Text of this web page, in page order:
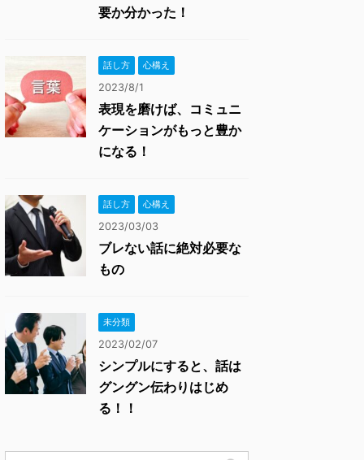
要か分かった！
話し方 心構え
2023/8/1
表現を磨けば、コミュニ
ケーションがもっと豊か
になる！
話し方 心構え
2023/03/03
ブレない話に絶対必要な
もの
未分類
2023/02/07
シンプルにすると、話は
グングン伝わりはじめ
る！！